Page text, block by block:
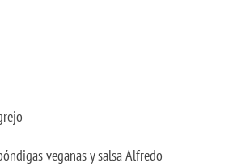
veganas y salsa Alfredo